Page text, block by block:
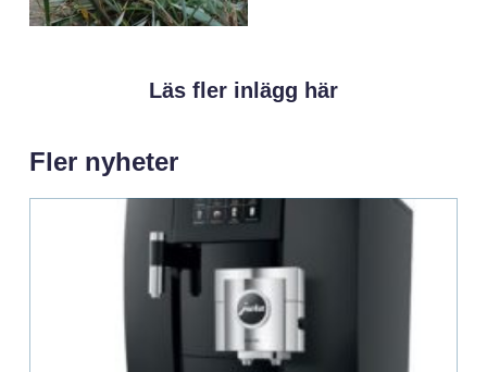
Läs fler inlägg här
Fler nyheter